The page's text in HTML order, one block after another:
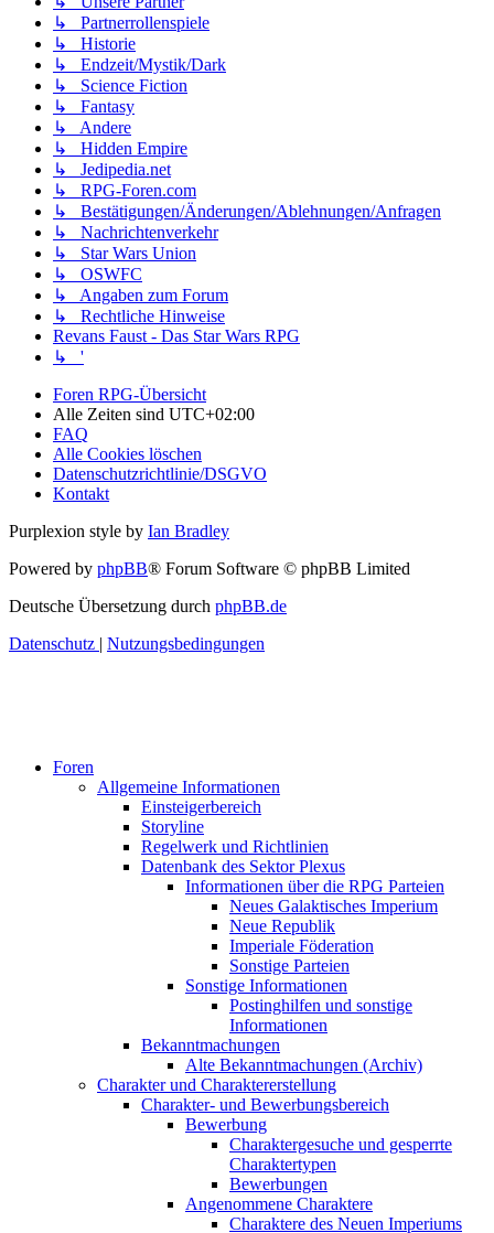
↳ Partnerrollenspiele
↳ Historie
↳ Endzeit/Mystik/Dark
↳ Science Fiction
↳ Fantasy
↳ Andere
↳ Hidden Empire
↳ Jedipedia.net
↳ RPG-Foren.com
↳ Bestätigungen/Änderungen/Ablehnungen/Anfragen
↳ Nachrichtenverkehr
↳ Star Wars Union
↳ OSWFC
↳ Angaben zum Forum
↳ Rechtliche Hinweise
Revans Faust - Das Star Wars RPG
↳ '
Foren RPG-Übersicht
Alle Zeiten sind UTC+02:00
FAQ
Alle Cookies löschen
Datenschutzrichtlinie/DSGVO
Kontakt
Purplexion style by Ian Bradley
Powered by phpBB® Forum Software © phpBB Limited
Deutsche Übersetzung durch phpBB.de
Datenschutz | Nutzungsbedingungen
Foren
Allgemeine Informationen
Einsteigerbereich
Storyline
Regelwerk und Richtlinien
Datenbank des Sektor Plexus
Informationen über die RPG Parteien
Neues Galaktisches Imperium
Neue Republik
Imperiale Föderation
Sonstige Parteien
Sonstige Informationen
Postinghilfen und sonstige
Informationen
Bekanntmachungen
Alte Bekanntmachungen (Archiv)
Charakter und Charaktererstellung
Charakter- und Bewerbungsbereich
Bewerbung
Charaktergesuche und gesperrte
Charaktertypen
Bewerbungen
Angenommene Charaktere
Charaktere des Neuen Imperiums